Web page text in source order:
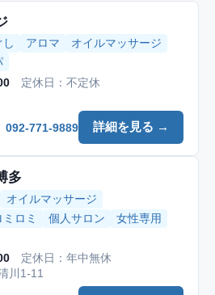
し アロマ
オイルマッサージ
定休日：不定休
詳細を見る →
092-771-9889
多
オイルマッサージ
ミロミ 個人サロン
女性専用
定休日：年中無休
川1-11